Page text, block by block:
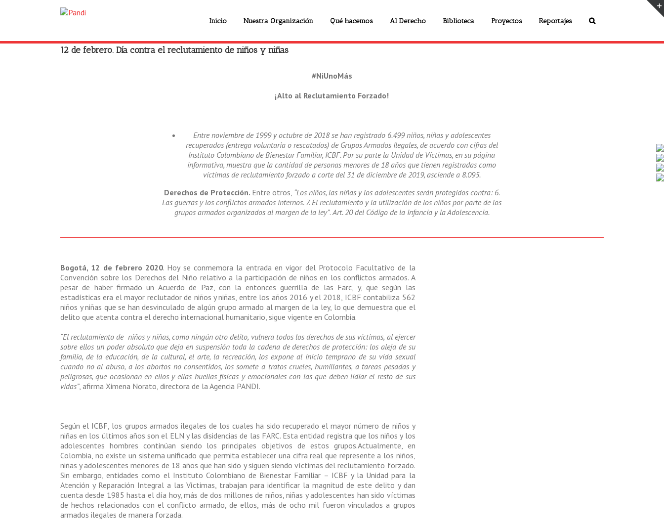
Inicio Nuestra Organización Qué hacemos Al Derecho Biblioteca Proyectos Reportajes
12 de febrero. Día contra el reclutamiento de niños y niñas
#NiUnoMás
¡Alto al Reclutamiento Forzado!
Entre noviembre de 1999 y octubre de 2018 se han registrado 6.499 niños, niñas y adolescentes
recuperados (entrega voluntaria o rescatados) de Grupos Armados Ilegales, de acuerdo con cifras del
Instituto Colombiano de Bienestar Familiar, ICBF. Por su parte la Unidad de Víctimas, en su página
informativa, muestra que la cantidad de personas menores de 18 años que tienen registradas como
víctimas de reclutamiento forzado a corte del 31 de diciembre de 2019, asciende a 8.095.
Derechos de Protección. Entre otros, “Los niños, las niñas y los adolescentes serán protegidos contra: 6.
Las guerras y los conflictos armados internos. 7. El reclutamiento y la utilización de los niños por parte de los
grupos armados organizados al margen de la ley”.Art. 20 del Código de la Infancia y la Adolescencia.
Bogotá, 12 de febrero 2020. Hoy se conmemora la entrada en vigor del Protocolo Facultativo de la
Convención sobre los Derechos del Niño relativo a la participación de niños en los conflictos armados. A
pesar de haber firmado un Acuerdo de Paz, con la entonces guerrilla de las Farc, y, que según las
estadísticas era el mayor reclutador de niños y niñas, entre los años 2016 y el 2018, ICBF contabiliza 562
niños y niñas que se han desvinculado de algún grupo armado al margen de la ley, lo que demuestra que el
delito que atenta contra el derecho internacional humanitario, sigue vigente en Colombia.
“El reclutamiento de niños y niñas, como ningún otro delito, vulnera todos los derechos de sus víctimas, al ejercer
sobre ellos un poder absoluto que deja en suspensión toda la cadena de derechos de protección: los aleja de su
familia, de la educación, de la cultural, el arte, la recreación, los expone al inicio temprano de su vida sexual
cuando no al abuso, a los abortos no consentidos, los somete a tratos crueles, humillantes, a tareas pesadas y
peligrosas, que ocasionan en ellos y ellas huellas físicas y emocionales con las que deben lidiar el resto de sus
vidas”, afirma Ximena Norato, directora de la Agencia PANDI.
Según el ICBF, los grupos armados ilegales de los cuales ha sido recuperado el mayor número de niños y
niñas en los últimos años son el ELN y las disidencias de las FARC. Esta entidad registra que los niños y los
adolescentes hombres continúan siendo los principales objetivos de estos grupos.Actualmente, en
Colombia, no existe un sistema unificado que permita establecer una cifra real que represente a los niños,
niñas y adolescentes menores de 18 años que han sido y siguen siendo víctimas del reclutamiento forzado.
Sin embargo, entidades como el Instituto Colombiano de Bienestar Familiar – ICBF y la Unidad para la
Atención y Reparación Integral a las Víctimas, trabajan para identificar la magnitud de este delito y dan
cuenta desde 1985 hasta el día hoy, más de dos millones de niños, niñas y adolescentes han sido víctimas
de hechos relacionados con el conflicto armado, de ellos, más de ocho mil fueron vinculados a grupos
armados ilegales de manera forzada.